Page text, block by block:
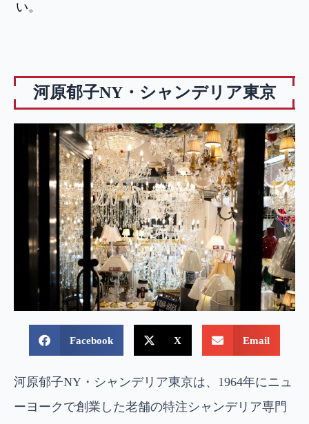
い。
河原郁子NY・シャンデリア東京
Facebook X Email
河原郁子NY・シャンデリア東京は、1964年にニュ
ーヨークで創業した老舗の特注シャンデリア専門